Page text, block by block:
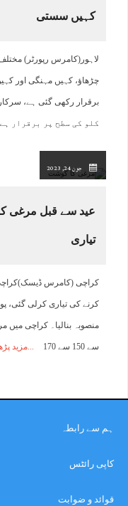
کہیں سستی
لاہور(کامرس رپورٹر)
چڑھاﺅ، کہیں مہنگی اور
کلو کی سطح پر برقرار
جون 24, 2023
عید سے قبل مرغی
تیاری
کراچی (کامرس
سے 150 سے 170 مزید
ہم سے رابطہ
کاپی رائٹس
قوائد و ضوابت